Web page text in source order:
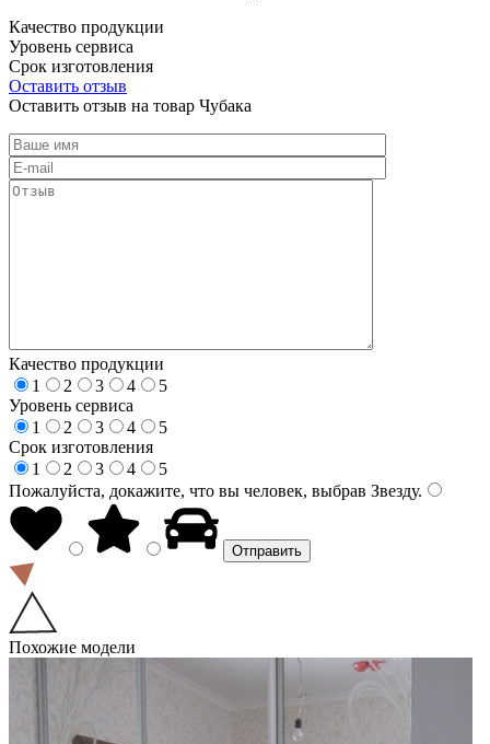
Качество продукции
Уровень сервиса
Срок изготовления
Оставить отзыв
Оставить отзыв на товар Чубака
Качество продукции
1
2 3 4
5
Уровень сервиса
1
2 3 4
5
Срок изготовления
1
2 3 4
5
Пожалуйста, докажите, что вы человек, выбрав Звезду.
Похожие модели